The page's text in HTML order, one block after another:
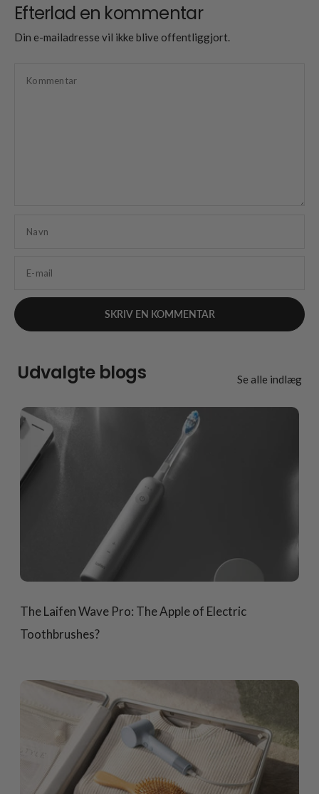
Efterlad en kommentar
Din e-mailadresse vil ikke blive offentliggjort.
Kommentar
Navn
E-mail
Udvalgte blogs Se alle indlæg
The Laifen Wave Pro: The Apple of Electric
Toothbrushes?